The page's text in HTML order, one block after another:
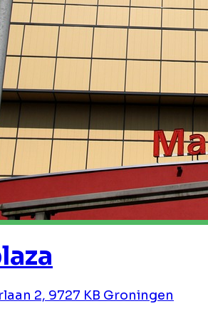
2, 9727 KB Groningen